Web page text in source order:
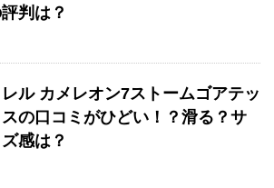
判は？
ル カメレオン7ストームゴアテッ
の口コミがひどい！？滑る？サ
感は？